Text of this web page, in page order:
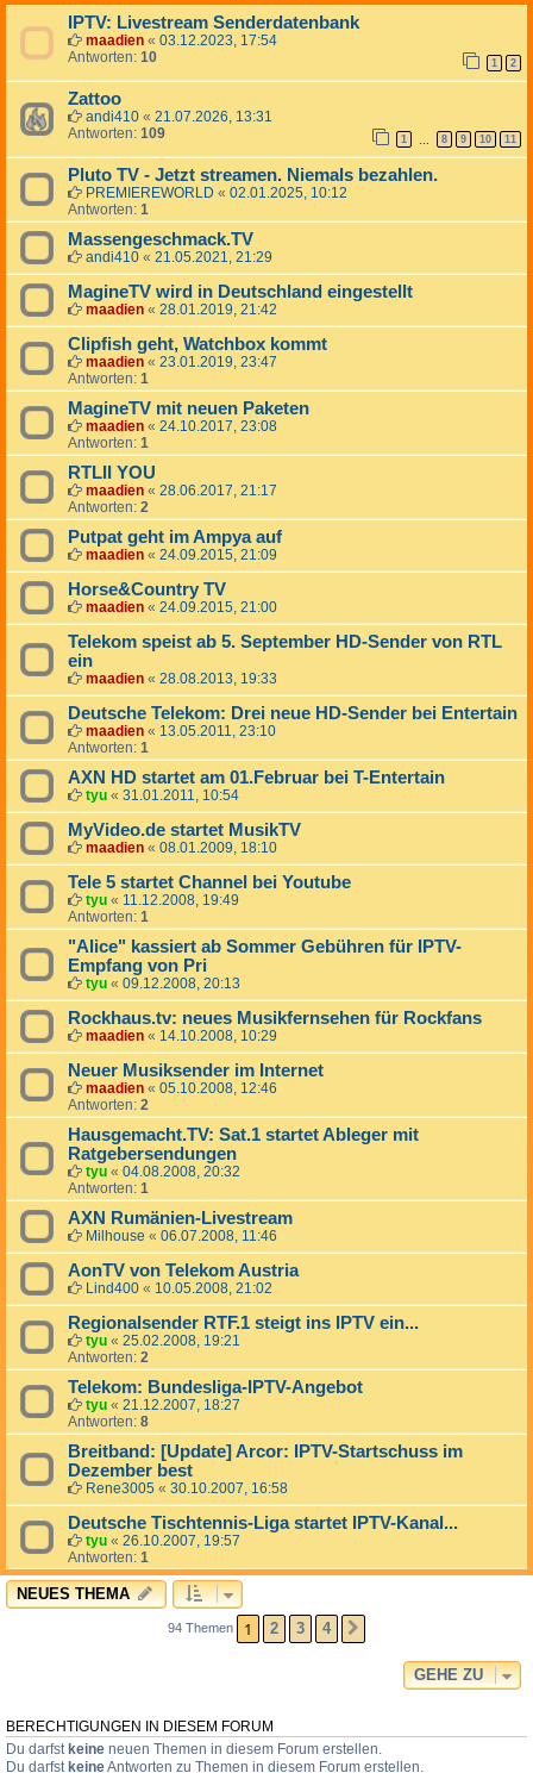
IPTV: Livestream Senderdatenbank
maadien « 03.12.2023, 17:54
Antworten: 10 1 2
Zattoo
andi410 « 21.07.2026, 13:31
Antworten: 109 1 … 8 9 10 11
Pluto TV - Jetzt streamen. Niemals bezahlen.
PREMIEREWORLD « 02.01.2025, 10:12
Antworten: 1
Massengeschmack.TV
andi410 « 21.05.2021, 21:29
MagineTV wird in Deutschland eingestellt
maadien « 28.01.2019, 21:42
Clipfish geht, Watchbox kommt
maadien « 23.01.2019, 23:47
Antworten: 1
MagineTV mit neuen Paketen
maadien « 24.10.2017, 23:08
Antworten: 1
RTLII YOU
maadien « 28.06.2017, 21:17
Antworten: 2
Putpat geht im Ampya auf
maadien « 24.09.2015, 21:09
Horse&Country TV
maadien « 24.09.2015, 21:00
Telekom speist ab 5. September HD-Sender von RTL
ein
maadien « 28.08.2013, 19:33
Deutsche Telekom: Drei neue HD-Sender bei Entertain
maadien « 13.05.2011, 23:10
Antworten: 1
AXN HD startet am 01.Februar bei T-Entertain
tyu « 31.01.2011, 10:54
MyVideo.de startet MusikTV
maadien « 08.01.2009, 18:10
Tele 5 startet Channel bei Youtube
tyu « 11.12.2008, 19:49
Antworten: 1
"Alice" kassiert ab Sommer Gebühren für IPTV-
Empfang von Pri
tyu « 09.12.2008, 20:13
Rockhaus.tv: neues Musikfernsehen für Rockfans
maadien « 14.10.2008, 10:29
Neuer Musiksender im Internet
maadien « 05.10.2008, 12:46
Antworten: 2
Hausgemacht.TV: Sat.1 startet Ableger mit
Ratgebersendungen
tyu « 04.08.2008, 20:32
Antworten: 1
AXN Rumänien-Livestream
Milhouse « 06.07.2008, 11:46
AonTV von Telekom Austria
Lind400 « 10.05.2008, 21:02
Regionalsender RTF.1 steigt ins IPTV ein...
tyu « 25.02.2008, 19:21
Antworten: 2
Telekom: Bundesliga-IPTV-Angebot
tyu « 21.12.2007, 18:27
Antworten: 8
Breitband: [Update] Arcor: IPTV-Startschuss im
Dezember best
Rene3005 « 30.10.2007, 16:58
Deutsche Tischtennis-Liga startet IPTV-Kanal...
tyu « 26.10.2007, 19:57
Antworten: 1
NEUES THEMA
94 Themen 1 2 3 4
GEHE ZU
BERECHTIGUNGEN IN DIESEM FORUM
Du darfst keine neuen Themen in diesem Forum erstellen.
Du darfst keineAntworten zu Themen in diesem Forum erstellen.